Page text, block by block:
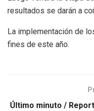
resultados se darán a
La implementación de
fines de este año.
Último minuto /